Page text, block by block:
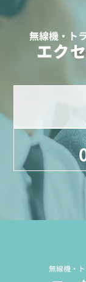
無線機・ト
エク
無線機・